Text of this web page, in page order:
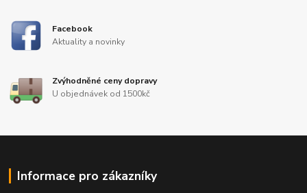
Facebook
Aktuality a novinky
Zvýhodněné ceny dopravy
U objednávek od 1500kč
Informace pro zákazníky